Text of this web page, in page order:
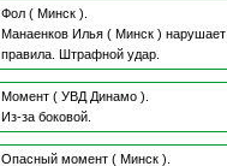
Фол ( Минск ).
Манаенков Илья( Минск ) нарушает
правила.
Штрафной удар.
Момент ( УВД Динамо ).
Из-за боковой.
Опасный момент ( Минск ).